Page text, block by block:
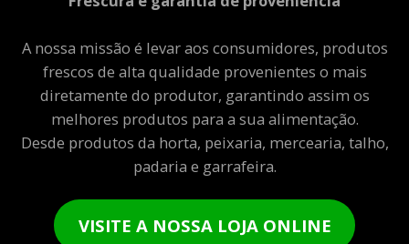
A nossa missão é levar aos consumidores, produtos
frescos de alta qualidade provenientes o mais
diretamente do produtor, garantindo assim os
melhores produtos para a sua alimentação.
Desde produtos da horta, peixaria, mercearia, talho,
padaria e garrafeira.
VISITE A NOSSA LOJA ONLINE